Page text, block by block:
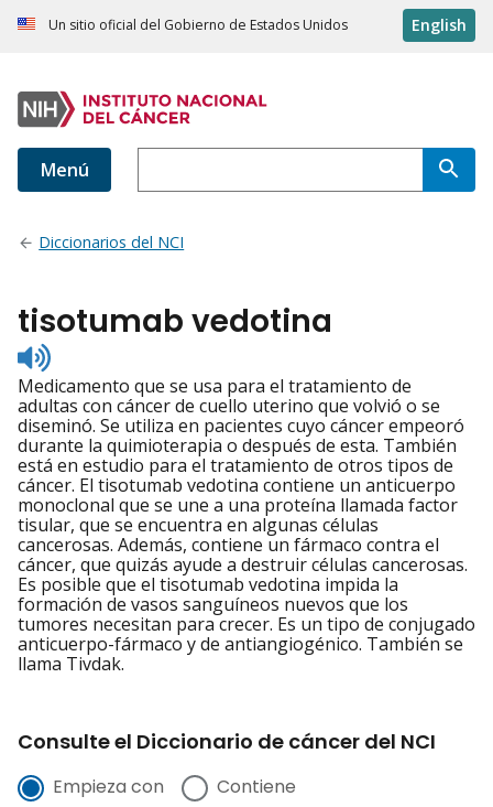
Un sitio oficial del Gobierno de Estados Unidos English
Menú
Diccionarios del NCI
tisotumab vedotina
Listen
to
pronunciation
Medicamento que se usa para el tratamiento de
adultas con cáncer de cuello uterino que volvió o se
diseminó. Se utiliza en pacientes cuyo cáncer empeoró
durante la quimioterapia o después de esta. También
está en estudio para el tratamiento de otros tipos de
cáncer. El tisotumab vedotina contiene un anticuerpo
monoclonal que se une a una proteína llamada factor
tisular, que se encuentra en algunas células
cancerosas. Además, contiene un fármaco contra el
cáncer, que quizás ayude a destruir células cancerosas.
Es posible que el tisotumab vedotina impida la
formación de vasos sanguíneos nuevos que los
tumores necesitan para crecer. Es un tipo de conjugado
anticuerpo-fármaco y de antiangiogénico. También se
llama Tivdak.
Consulte el Diccionario de cáncer del NCI
Empieza con Contiene